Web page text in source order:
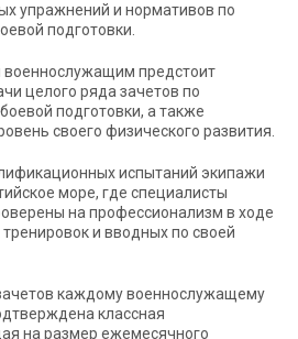
упражнений и нормативов по
подготовки.
предстоит
целого ряда зачетов по
подготовки, а также
своего физического развития.
испытаний экипажи
море, где специалисты
на профессионализм в ходе
и вводных по своей
каждому военнослужащему
классная
на размер ежемесячного